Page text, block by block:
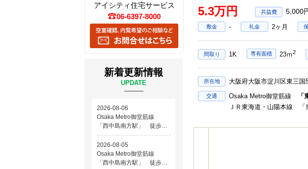
5.3万円 5,000
敷金 - 礼金 2ヶ月
間取り 1K 専有面積 23ｍ2
所在地 大阪府大阪市淀川区東三
交通 Osaka Metro御堂筋線 「
ＪＲ東海道・山陽本線
アイシティ住宅サービス
06-6397-8000
新着更新情報
UPDATE